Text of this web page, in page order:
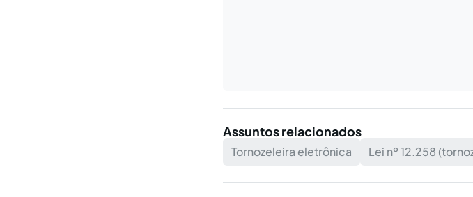
Assuntos relacionados
Tornozeleira eletrônica Lei nº 12.258